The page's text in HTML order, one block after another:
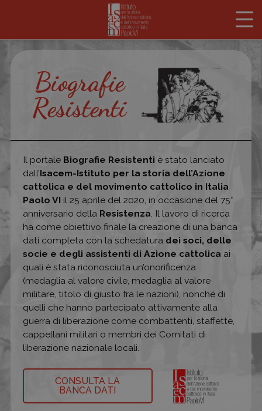
Biografie
Resistenti
Il portale Biografie Resistenti è stato lanciato
dall’Isacem-Istituto per la storia dell’Azione
cattolica e del movimento cattolico in Italia
Paolo VI il 25 aprile del 2020, in occasione del 75°
anniversario della Resistenza. Il lavoro di ricerca
ha come obiettivo finale la creazione di una banca
dati completa con la schedatura dei soci, delle
socie e degli assistenti di Azione cattolica ai
quali è stata riconosciuta un’onorificenza
(medaglia al valore civile, medaglia al valore
militare, titolo di giusto fra le nazioni), nonché di
quelli che hanno partecipato attivamente alla
guerra di liberazione come combattenti, staffette,
cappellani militari o membri dei Comitati di
liberazione nazionale locali.
CONSULTA LA
BANCA DATI